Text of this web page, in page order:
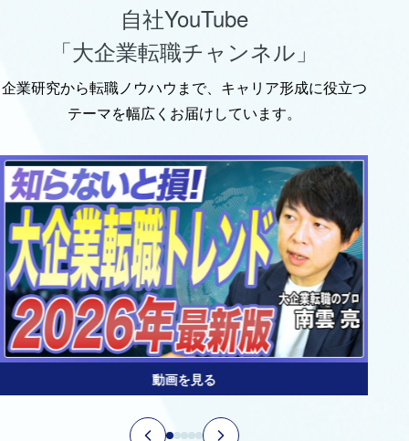
自社YouTube
「大企業転職チャンネル」
企業研究から転職ノウハウまで、キャリア形成に役立つ
テーマを幅広くお届けしています。
動画を見る